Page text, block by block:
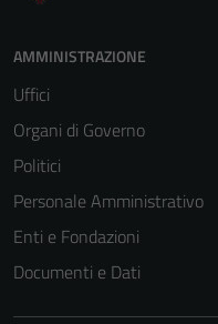
AMMINISTRAZIONE
Uffici
Organi di Governo
Politici
Personale Amministrativo
Enti e Fondazioni
Documenti e Dati